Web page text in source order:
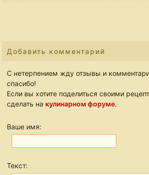
Добавить комментарий
С нетерпением жду отзывы и
спасибо!
Если вы хотите поделиться своими
сделать на кулинарном форуме.
Ваше имя:
Текст: